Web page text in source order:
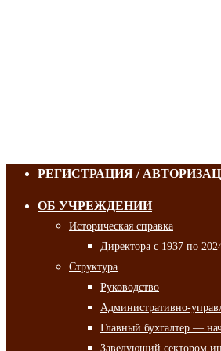
РЕГИСТРАЦИЯ /
ОБ УЧРЕЖДЕНИИ
Историческая справка
Директора с 1937 по
Структура
Руководство
Административно-
Главный бухгалтер —
Заведующий сектором